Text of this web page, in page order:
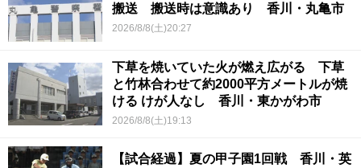
搬送 搬送時は意識あり 香川・丸亀市
2026/8/8(土)20:27
下草を焼いていた火が燃え広がる 下草
と竹林合わせて約2000平方メートルが焼
ける けが人なし 香川・東かがわ市
2026/8/8(土)19:13
【試合経過】夏の甲子園1回戦 香川・英